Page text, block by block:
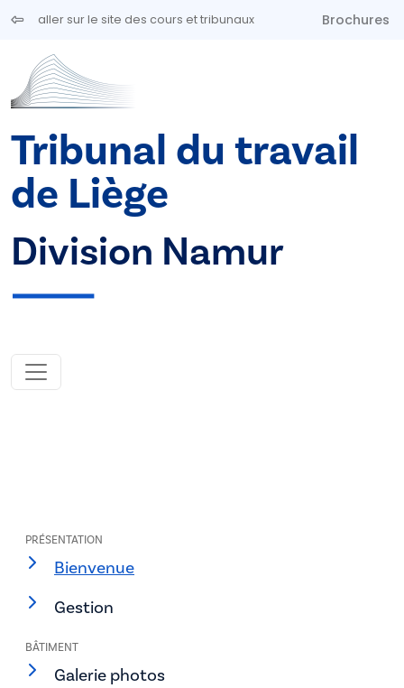
Aller au contenu principal
aller sur le site des cours et tribunaux Brochures
Tribunal du travail
de Liège
Division Namur
PRÉSENTATION
Bienvenue
Gestion
BÂTIMENT
Galerie photos